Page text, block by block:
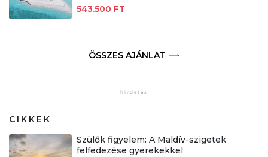
543.500 FT
ÖSSZES AJÁNLAT
CIKKEK
Szülők figyelem: A Maldív-szigetek
felfedezése gyerekekkel